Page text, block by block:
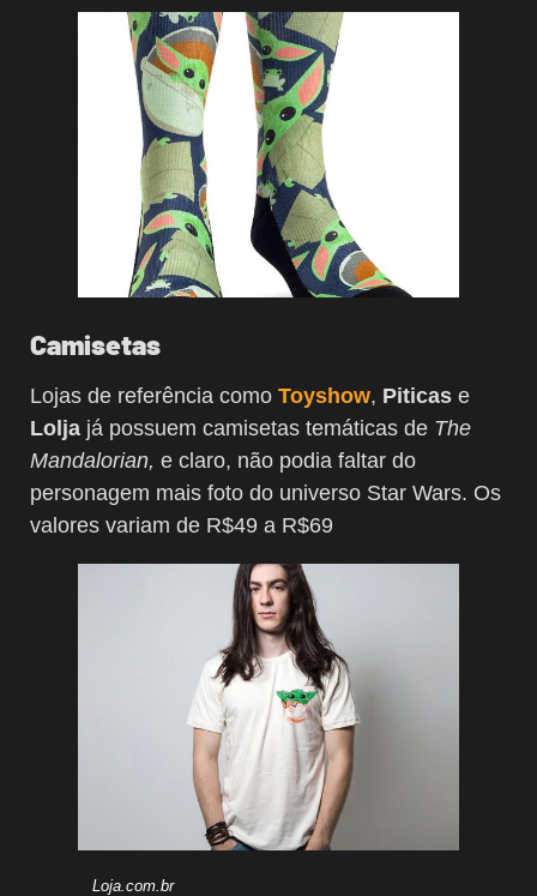
Camisetas
Lojas de referência como Toyshow, Piticas e
Lolja já possuem camisetas temáticas de The
Mandalorian, e claro, não podia faltar do
personagem mais foto do universo Star Wars. Os
valores variam de R$49 a R$69
Loja.com.br